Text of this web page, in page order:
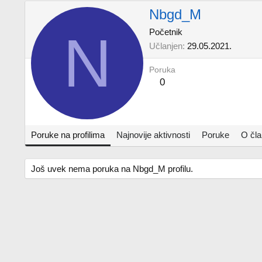
N
Nbgd_M
Početnik
Učlanjen 29.05.2021.
Poruka
0
Poruke na profilima Najnovije aktivnosti Poruke O
Još uvek nema poruka na Nbgd_M profilu.